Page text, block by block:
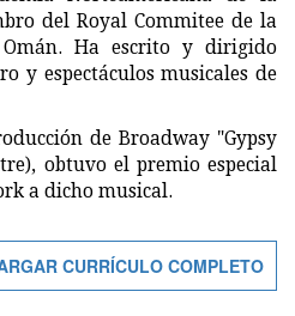
del Royal Commitee de la
Ha escrito y dirigido
y espectáculos musicales de
de Broadway "Gypsy
obtuvo el premio especial
a dicho musical.
CURRÍCULO COMPLETO